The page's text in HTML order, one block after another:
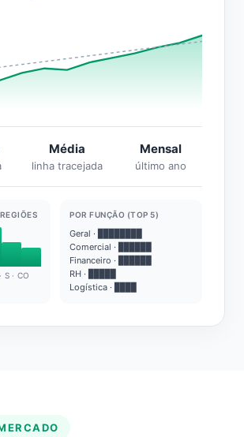
Média
linha tracejada
Mensal
último ano
S · CO
POR FUNÇÃO (TOP 5)
Geral · ████████
Comercial · ██████
Financeiro · ██████
RH · █████
Logística · ████